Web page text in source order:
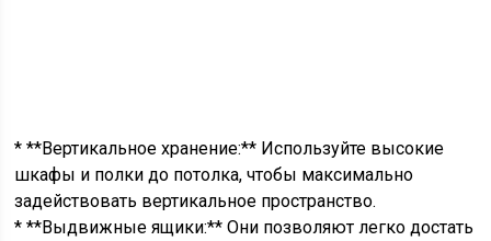
* **Вертикальное хранение:** Используйте высокие
шкафы и полки до потолка, чтобы максимально
задействовать вертикальное пространство.
* **Выдвижные ящики:** Они позволяют легко достать